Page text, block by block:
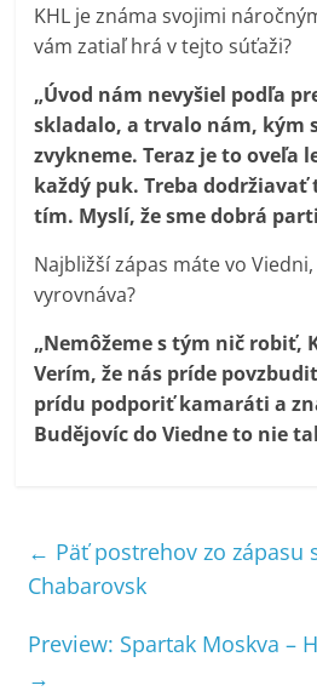
KHL je známa svojimi
vám zatiaľ hrá v tejto súťaži?
„Úvod nám nevyšiel podľa
skladalo, a trvalo nám, kým
zvykneme. Teraz je to oveľa
každý puk. Treba
tím. Myslí, že sme dobrá
Najbližší zápas máte vo
vyrovnáva?
„Nemôžeme s tým nič robiť,
Verím, že nás príde
prídu podporiť kamaráti a
Budějovíc do Viedne to nie
← Päť postrehov zo zápasu
Chabarovsk
Preview: Spartak Moskva –
→